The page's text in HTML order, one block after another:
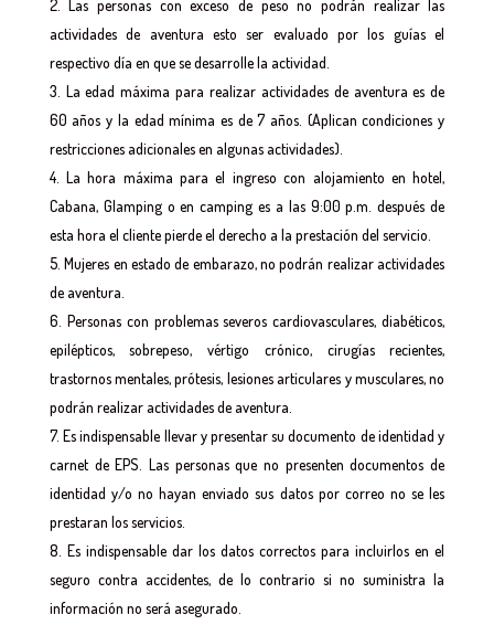
Las personas con exceso de peso no podrán realizar las
actividades de aventura esto ser evaluado por los guías el
respectivo día en que se desarrolle la actividad.
La edad máxima para realizar actividades de aventura es de
60 años y la edad mínima es de 7 años. (Aplican condiciones y
restricciones adicionales en algunas actividades).
La hora máxima para el ingreso con alojamiento en hotel,
Cabana, Glamping o en camping es a las 9:00 p.m. después de
esta hora el cliente pierde el derecho a la prestación del servicio.
Mujeres en estado de embarazo, no podrán realizar actividades
de aventura.
Personas con problemas severos cardiovasculares, diabéticos,
epilépticos, sobrepeso, vértigo crónico, cirugías recientes,
trastornos mentales, prótesis, lesiones articulares y musculares, no
podrán realizar actividades de aventura.
Es indispensable llevar y presentar su documento de identidad y
carnet de EPS. Las personas que no presenten documentos de
identidad y/o no hayan enviado sus datos por correo no se les
prestaran los servicios.
Es indispensable dar los datos correctos para incluirlos en el
seguro contra accidentes, de lo contrario si no suministra la
información no será asegurado.